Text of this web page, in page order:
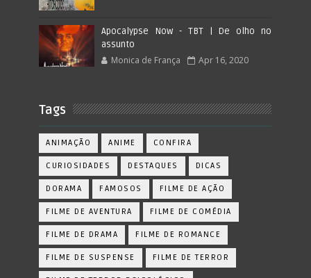
Apocalypse Now - TBT | De olho no
assunto
Monica de França Apr 16, 2020
Tags
ANIMAÇÃO ANIME CONFIRA
CURIOSIDADES DESTAQUES DICAS
DORAMA FAMOSOS FILME DE AÇÃO
FILME DE AVENTURA FILME DE COMÉDIA
FILME DE DRAMA FILME DE ROMANCE
FILME DE SUSPENSE FILME DE TERROR